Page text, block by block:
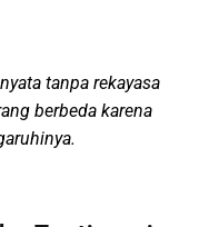
tanpa rekayasa
berbeda karena